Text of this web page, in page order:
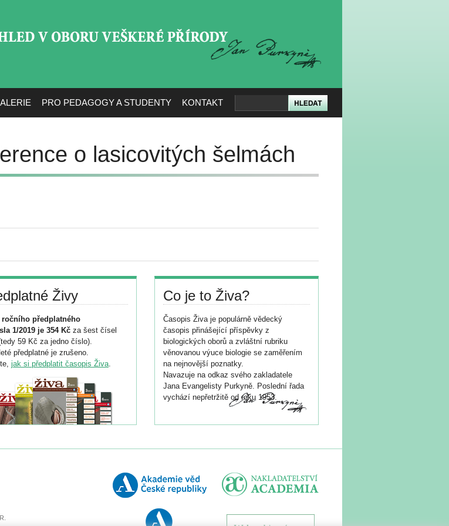
PRO PEDAGOGY A STUDENTY KONTAKT
o lasicovitých šelmách
Živy
ročního předplatného
1/2019 je 354 Kč za šest čísel
59 Kč za jedno číslo).
předplatné je zrušeno.
jak si předplatit časopis Živa.
Co je to Živa?
Časopis Živa je populárně vědecký
časopis přinášející příspěvky z
biologických oborů a zvláštní rubriku
věnovanou výuce biologie se zaměřením
na nejnovější poznatky.
Navazuje na odkaz svého zakladatele
Jana Evangelisty Purkyně. Poslední řada
vychází nepřetržitě od roku 1953.